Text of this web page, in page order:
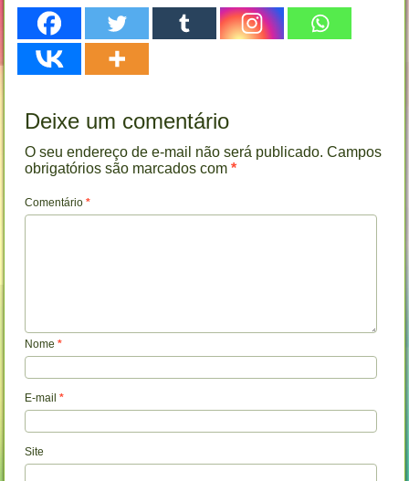
Deixe um comentário
O seu endereço de e-mail não será publicado. Campos
obrigatórios são marcados com*
Comentário*
Nome*
E-mail*
Site